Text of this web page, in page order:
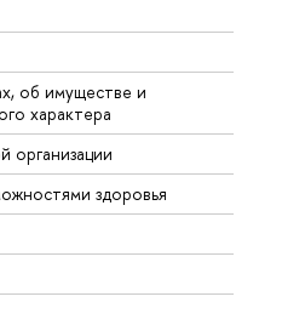
об имуществе и
характера
организации
здоровья